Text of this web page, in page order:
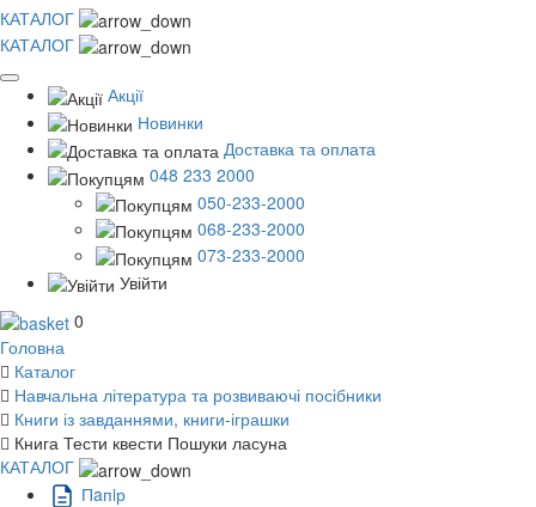
КАТАЛОГ
КАТАЛОГ
Акції
Новинки
Доставка та оплата
048 233 2000
050-233-2000
068-233-2000
073-233-2000
Увійти
0
Головна
Каталог
Навчальна література та розвиваючі посібники
Книги із завданнями, книги-іграшки
Книга Тести квести Пошуки ласуна
КАТАЛОГ
Пaпiр